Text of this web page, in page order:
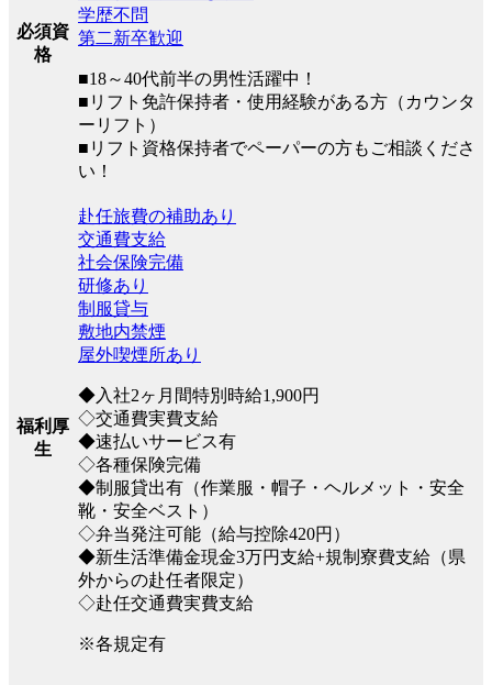
必須資
格
学歴不問
第二新卒歓迎
■18～40代前半の男性活躍中！
■リフト免許保持者・使用経験がある方（カウンタ
ーリフト）
■リフト資格保持者でペーパーの方もご相談くださ
い！
福利厚
生
赴任旅費の補助あり
交通費支給
社会保険完備
研修あり
制服貸与
敷地内禁煙
屋外喫煙所あり
◆入社2ヶ月間特別時給1,900円
◇交通費実費支給
◆速払いサービス有
◇各種保険完備
◆制服貸出有（作業服・帽子・ヘルメット・安全
靴・安全ベスト）
◇弁当発注可能（給与控除420円）
◆新生活準備金現金3万円支給+規制寮費支給（県
外からの赴任者限定）
◇赴任交通費実費支給
※各規定有